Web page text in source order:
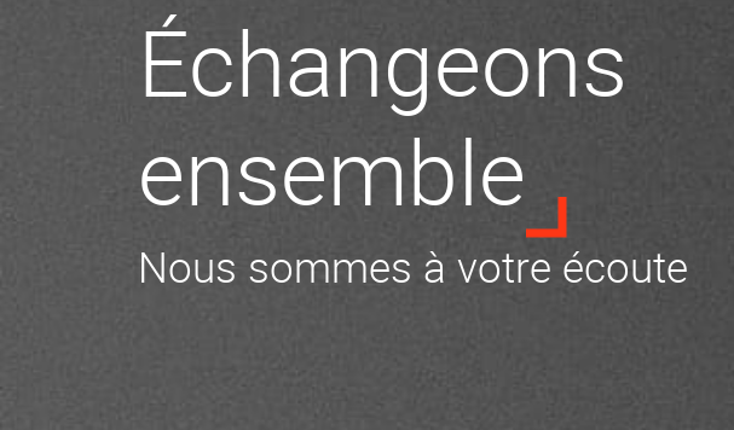
Échangeons
ensemble
Nous sommes à votre écoute